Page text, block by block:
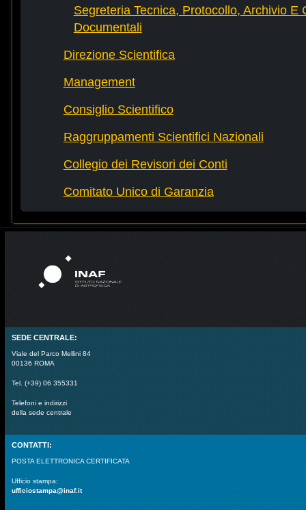
Segreteria Tecnica, Protocollo, Archivio E
Documentali
Direzione Scientifica
Management
Consiglio Scientifico
Raggruppamenti Scientifici Nazionali
Collegio dei Revisori dei Conti
Comitato Unico di Garanzia
SEDE CENTRALE:
Viale del Parco Mellini 84
00136 ROMA
Tel. (+39) 06 355331
Telefoni e indirizzi
della sede centrale
CONTATTI:
POSTA ELETTRONICA CERTIFICATA
Ufficio stampa:
ufficiostampa@inaf.it